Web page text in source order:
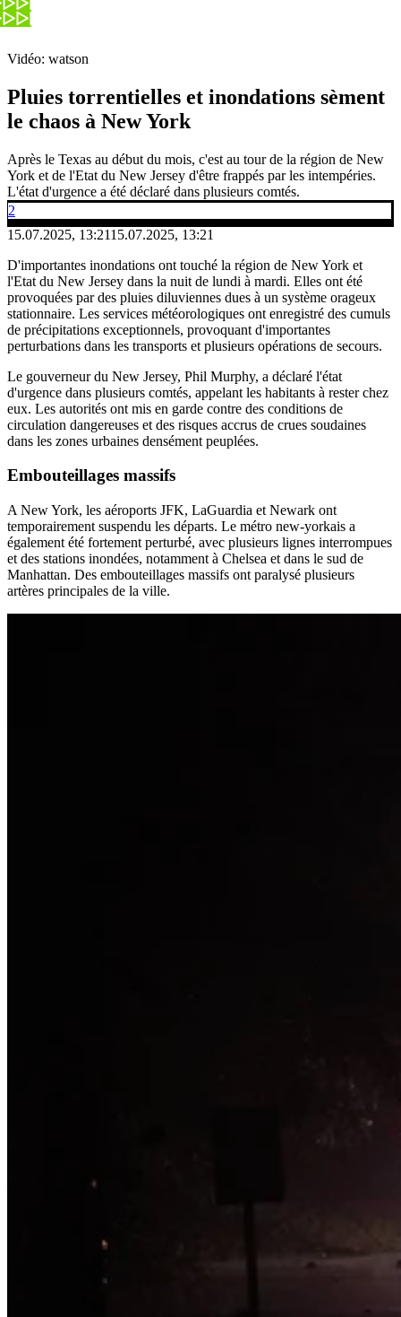
Vidéo: watson
Pluies torrentielles et inondations sèment
le chaos à New York
Après le Texas au début du mois, c'est au tour de la région de New
York et de l'Etat du New Jersey d'être frappés par les intempéries.
L'état d'urgence a été déclaré dans plusieurs comtés.
2
15.07.2025, 13:2115.07.2025, 13:21
D'importantes inondations ont touché la région de New York et
l'Etat du New Jersey dans la nuit de lundi à mardi. Elles ont été
provoquées par des pluies diluviennes dues à un système orageux
stationnaire. Les services météorologiques ont enregistré des cumuls
de précipitations exceptionnels, provoquant d'importantes
perturbations dans les transports et plusieurs opérations de secours.
Le gouverneur du New Jersey, Phil Murphy, a déclaré l'état
d'urgence dans plusieurs comtés, appelant les habitants à rester chez
eux. Les autorités ont mis en garde contre des conditions de
circulation dangereuses et des risques accrus de crues soudaines
dans les zones urbaines densément peuplées.
Embouteillages massifs
A New York, les aéroports JFK, LaGuardia et Newark ont
temporairement suspendu les départs. Le métro new-yorkais a
également été fortement perturbé, avec plusieurs lignes interrompues
et des stations inondées, notamment à Chelsea et dans le sud de
Manhattan. Des embouteillages massifs ont paralysé plusieurs
artères principales de la ville.